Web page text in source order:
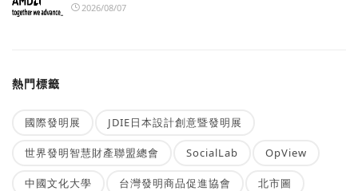
2026/08/07
熱門標籤
國際發明展 JDIE日本設計創意暨發明展
世界發明智慧財產聯盟總會 SocialLab OpView
中國文化大學 台灣發明商品促進協會 北市圖